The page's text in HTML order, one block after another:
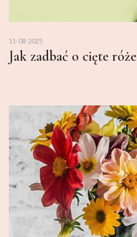
11-08-2025
Jak zadbać o cięte